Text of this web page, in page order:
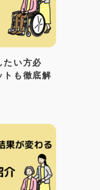
たい方必
トも徹底解